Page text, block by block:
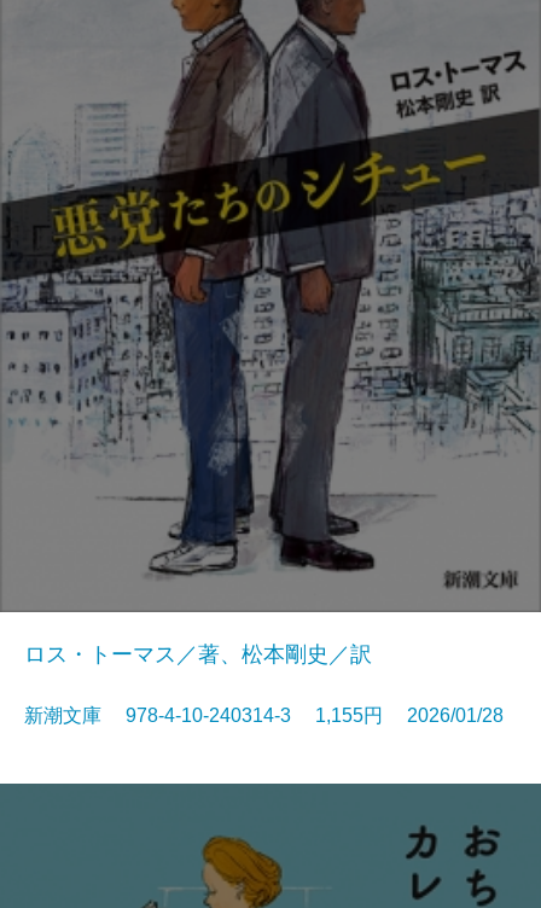
ロス・トーマス／著、松本剛史／訳
新潮文庫 978-4-10-240314-3 1,155円 2026/01/28